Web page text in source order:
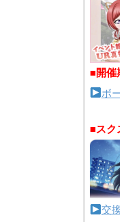
■開催
ボ
■スク
交